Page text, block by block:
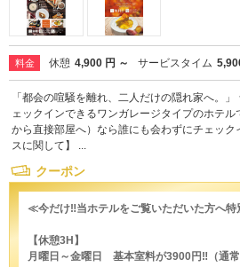
料金 休憩 4,900 円 ～ サービスタイム
「都会の喧騒を離れ、二人だけの隠れ家へ。
ェックインできるワンガレージタイプのホテ
から直接部屋へ）なら誰にも会わずにチェッ
スに関して】 ...
クーポン
≪今だけ‼当ホテルをご覧いただいた方へ
【休憩3H】
月曜日～金曜日 基本室料が3900円‼（通